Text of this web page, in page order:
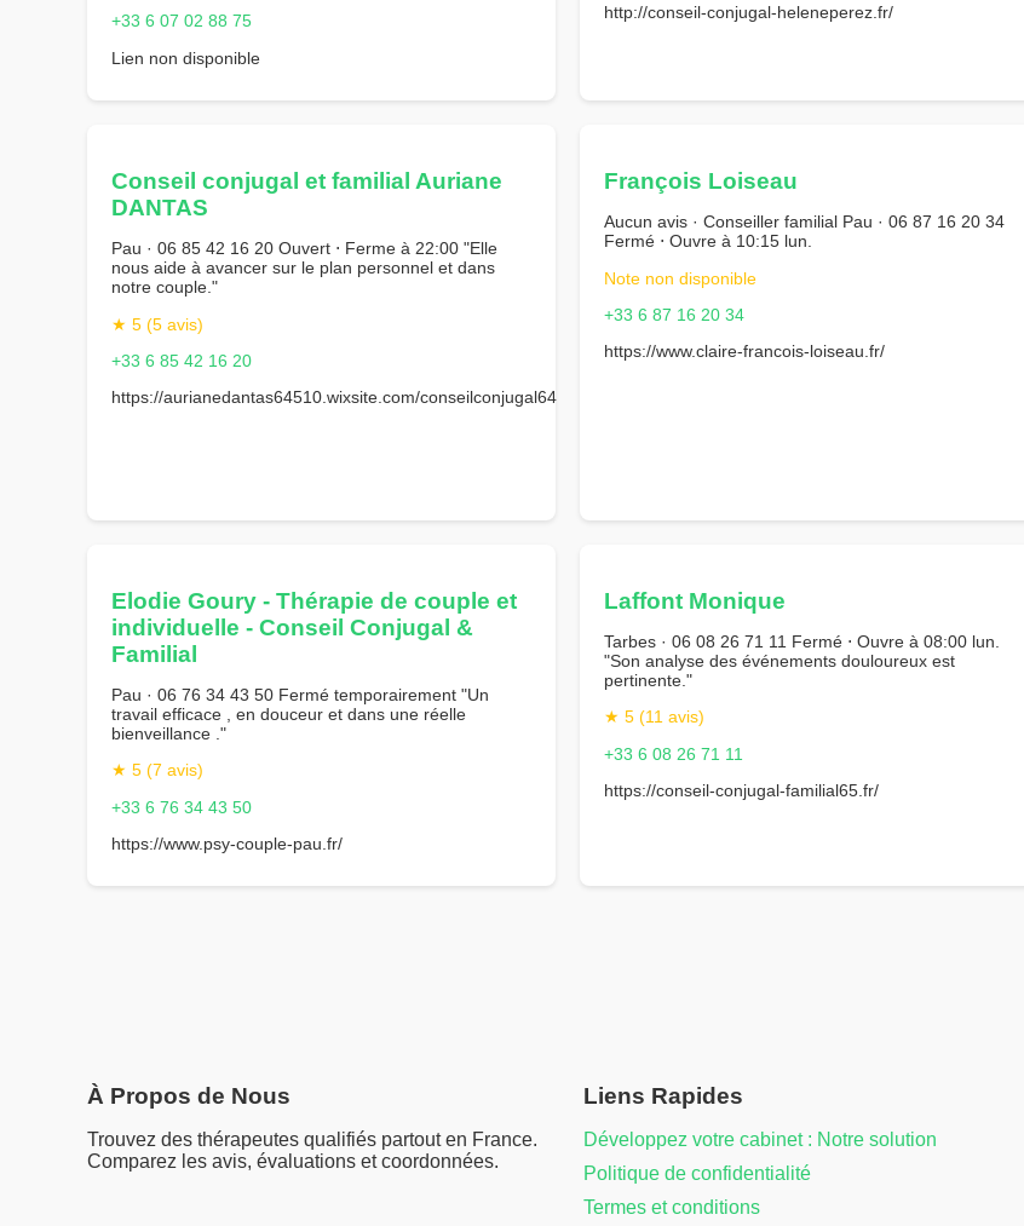
+33 6 07 02 88 75
Lien non disponible
http://conseil-conjugal-heleneperez.fr/
Conseil conjugal et familial Auriane
DANTAS
Pau · 06 85 42 16 20 Ouvert ⋅ Ferme à 22:00 "Elle
nous aide à avancer sur le plan personnel et dans
notre couple."
★ 5 (5 avis)
+33 6 85 42 16 20
https://aurianedantas64510.wixsite.com/conseilconjugal64
François Loiseau
Aucun avis · Conseiller familial Pau · 06 87 16 20 34
Fermé ⋅ Ouvre à 10:15 lun.
Note non disponible
+33 6 87 16 20 34
https://www.claire-francois-loiseau.fr/
Elodie Goury - Thérapie de couple et
individuelle - Conseil Conjugal &
Familial
Pau · 06 76 34 43 50 Fermé temporairement "Un
travail efficace , en douceur et dans une réelle
bienveillance ."
★ 5 (7 avis)
+33 6 76 34 43 50
https://www.psy-couple-pau.fr/
Laffont Monique
Tarbes · 06 08 26 71 11 Fermé ⋅ Ouvre à 08:00 lun.
"Son analyse des événements douloureux est
pertinente."
★ 5 (11 avis)
+33 6 08 26 71 11
https://conseil-conjugal-familial65.fr/
À Propos de Nous
Trouvez des thérapeutes qualifiés partout en France.
Comparez les avis, évaluations et coordonnées.
Liens Rapides
Développez votre cabinet : Notre solution
Politique de confidentialité
Termes et conditions